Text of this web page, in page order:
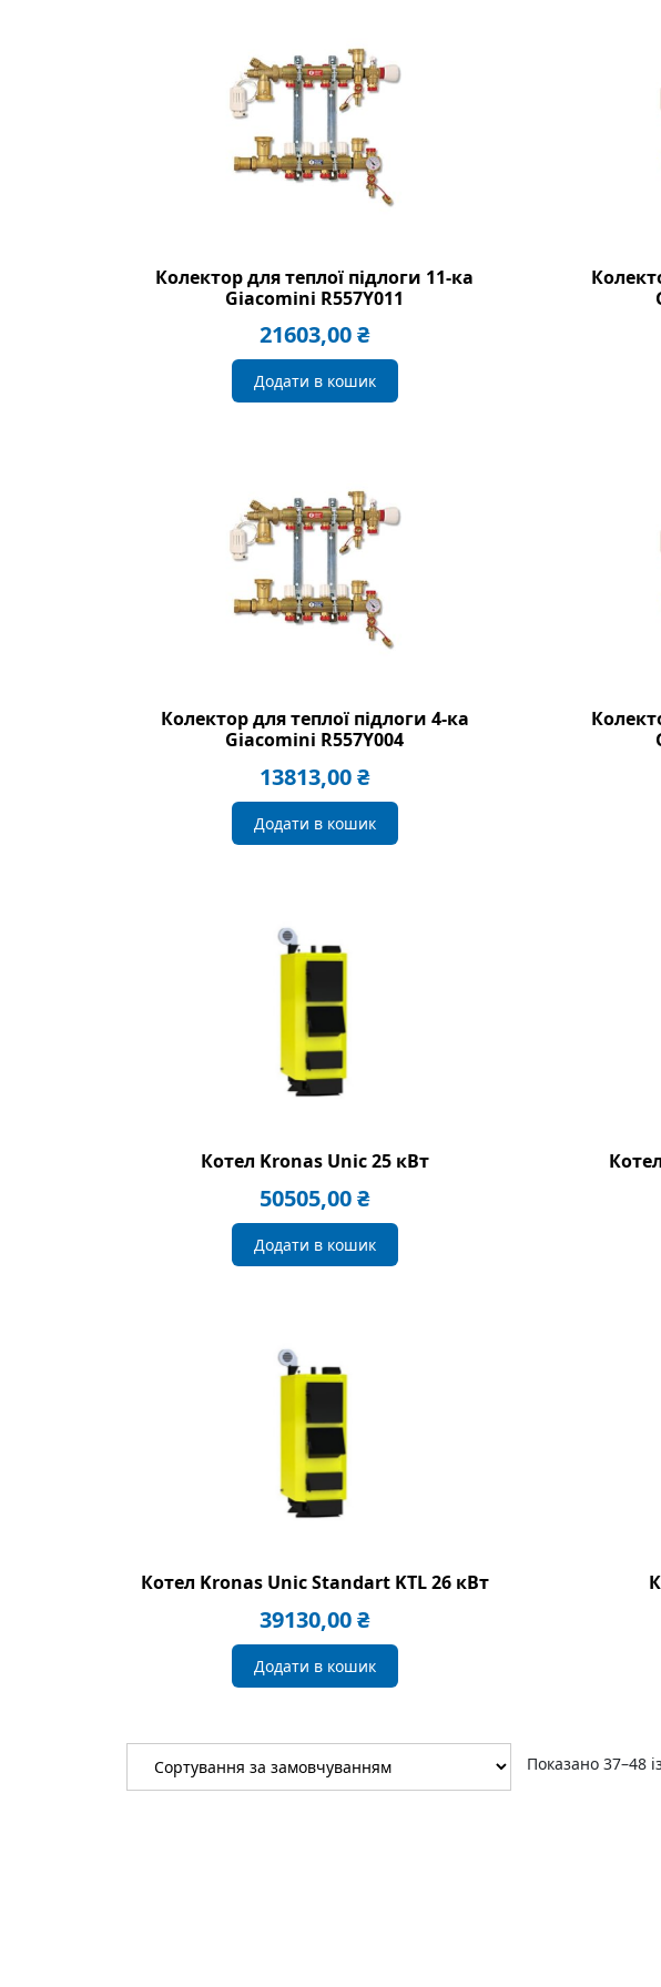
Колектор для теплої підлоги 11-ка
Giacomini R557Y011
21603,00₴
Додати в кошик
Колектор для теплої підлоги 4-ка
Giacomini R557Y004
13813,00₴
Додати в кошик
Котел Kronas Unic 25 кВт
50505,00₴
Додати в кошик
Котел Kronas Unic Standart KTL 26 кВт
39130,00₴
Додати в кошик
Показано 37–48